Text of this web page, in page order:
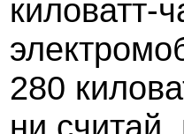
киловатт-
280
ни считай,